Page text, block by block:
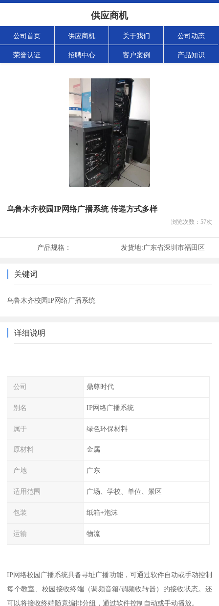
供应商机
公司首页 供应商机 关于我们 公司动态
荣誉认证 招聘中心 客户案例 产品知识
乌鲁木齐校园IP网络广播系统 传递方式多样
浏览次数： 57次
产品规格： 发货地:广东省深圳市福田区
关键词
乌鲁木齐校园IP网络广播系统
详细说明
公司 鼎尊时代
别名 IP网络广播系统
属于 绿色环保材料
原材料 金属
产地 广东
适用范围 广场、学校、单位、景区
包装 纸箱+泡沫
运输 物流
IP网络校园广播系统具备寻址广播功能，可通过软件自动或手动控制
每个教室、校园接收终端（调频音箱/调频收转器）的接收状态。还
可以将接收终端随意编排分组，通过软件控制自动或手动播放。